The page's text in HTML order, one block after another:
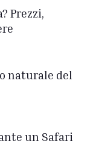
Prezzi,
naturale del
un Safari